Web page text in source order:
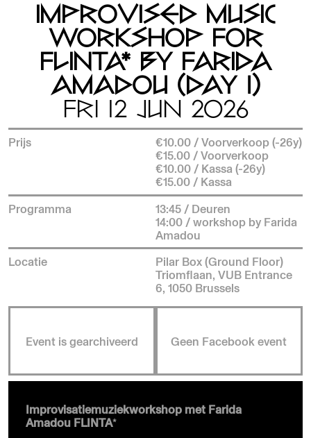
IMPROVISED MUSIC
WORKSHOP FOR
FLINTA* BY FARIDA
AMADOU (DAY 1)
FRI 12 JUN 2026
Prijs
€10.00 / Voorverkoop (-26y)
€15.00 / Voorverkoop
€10.00 / Kassa (-26y)
€15.00 / Kassa
Programma
13:45 / Deuren
14:00 / workshop by Farida
Amadou
Locatie
Pilar Box (Ground Floor)
Triomflaan, VUB Entrance
6, 1050 Brussels
Event is gearchiveerd Geen Facebook event
Improvisatiemuziekworkshop met Farida
Amadou FLINTA*